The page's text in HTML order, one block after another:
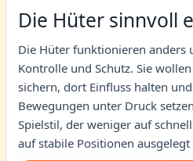
Die Hüter sinnvoll
Die Hüter funktionieren anders
Kontrolle und Schutz. Sie
sichern, dort Einfluss halten
Bewegungen unter Druck
Spielstil, der weniger auf
auf stabile Positionen ausgelegt